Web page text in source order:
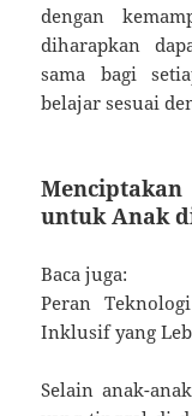
dengan
diharapkan
sama bagi
belajar sesuai
untuk Anak
Baca juga:
Peran
Inklusif yang
Selain anak-